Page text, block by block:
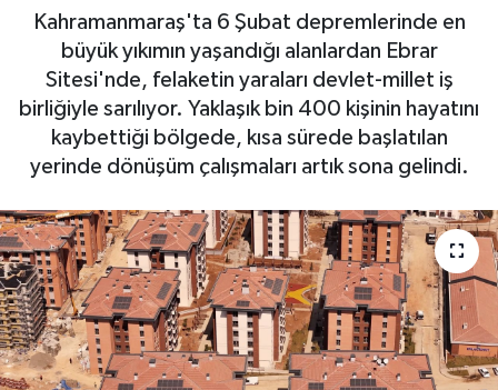
Kahramanmaraş'ta 6 Şubat depremlerinde en
büyük yıkımın yaşandığı alanlardan Ebrar
Sitesi'nde, felaketin yaraları devlet-millet iş
birliğiyle sarılıyor. Yaklaşık bin 400 kişinin hayatını
kaybettiği bölgede, kısa sürede başlatılan
yerinde dönüşüm çalışmaları artık sona gelindi.